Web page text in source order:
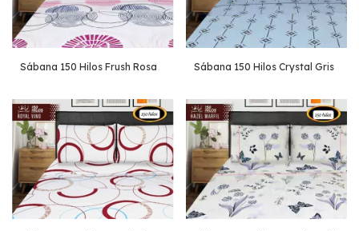
Sábana 150 Hilos Frush Rosa Sábana 150 Hilos Crystal Gris